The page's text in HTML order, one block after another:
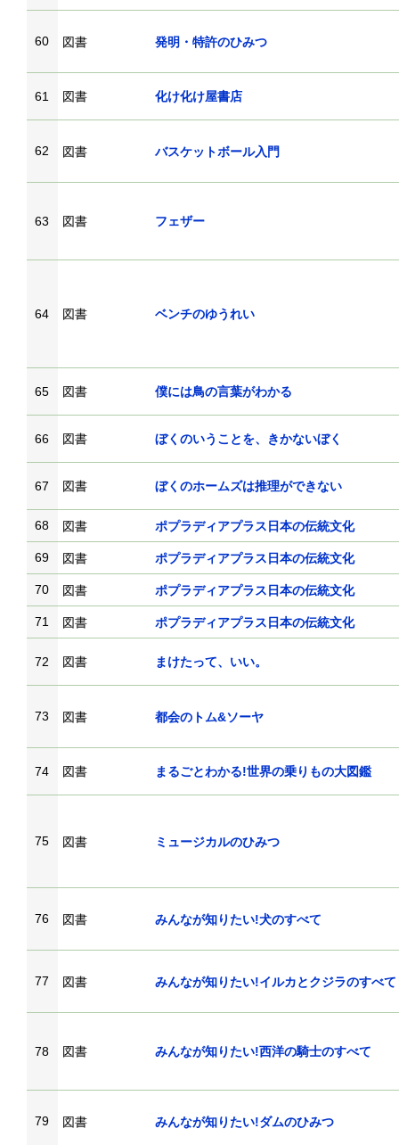
60 図書 発明・特許のひみつ
61 図書 化け化け屋書店
62 図書 バスケットボール入門
63 図書 フェザー
64 図書 ベンチのゆうれい
65 図書 僕には鳥の言葉がわかる
66 図書 ぼくのいうことを、きかないぼく
67 図書 ぼくのホームズは推理ができない
68 図書 ポプラディアプラス日本の伝統文化
69 図書 ポプラディアプラス日本の伝統文化
70 図書 ポプラディアプラス日本の伝統文化
71 図書 ポプラディアプラス日本の伝統文化
72 図書 まけたって、いい。
73 図書 都会のトム&ソーヤ
74 図書 まるごとわかる!世界の乗りもの大図鑑
75 図書 ミュージカルのひみつ
76 図書 みんなが知りたい!犬のすべて
77 図書 みんなが知りたい!イルカとクジラのすべて
78 図書 みんなが知りたい!西洋の騎士のすべて
79 図書 みんなが知りたい!ダムのひみつ